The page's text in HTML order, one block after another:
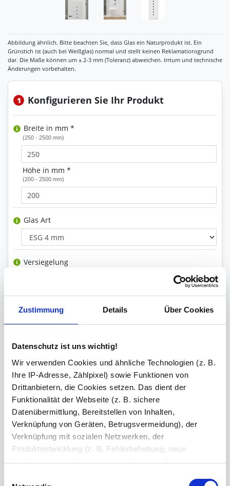
Zustimmung Details Über Cookies
Datenschutz ist uns wichtig!
Wir verwenden Cookies und ähnliche Technologien (z. B.
Ihre IP-Adresse, Zählpixel) sowie Funktionen von
Drittanbietern, die Cookies setzen. Das dient der
Funktionalität der Webseite (z. B. sichere
Datenübermittlung, Bereitstellen von Inhalten,
Verknüpfung von Geräten, Betrugsvermeidung), der
Verknüpfung mit sozialen Netzwerken, der
Produktentwicklung (z. B. Fehlerbehebung, neue
Funktionen), der Abrechnung mit Autoren, Content-
1 Konfigurieren Sie Ihr Produkt
Breite in mm *
(250 - 2500 mm)
Höhe in mm *
(200 - 2500 mm)
Glas Art
Versiegelung
geschliffen und poliert
Ihre Bemerkung
Zeichen übrig: 235 (von max. 235)
Bestell-Check (kostenlos) Unsere Experten prüfen jede
Konfiguration auf Vollständigkeit und Kompatibilität. So können Sie sich
sicher sein, dass Sie immer ein fehlerfreies Produkt erhalten.
2 Produkt in den Warenkorb legen